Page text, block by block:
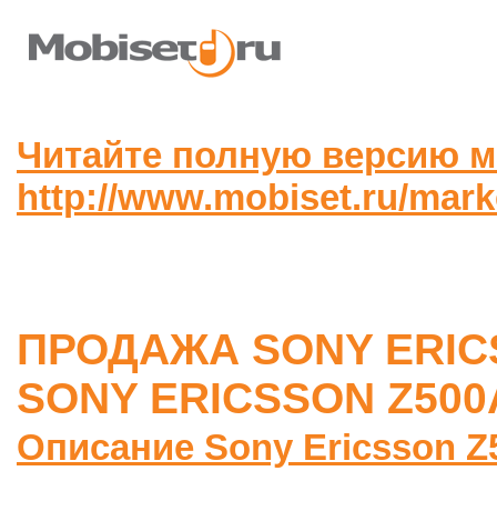
Читайте полную версию
http://www.mobiset.ru/
ПРОДАЖА SONY
SONY ERICSSON
Описание Sony Ericsson